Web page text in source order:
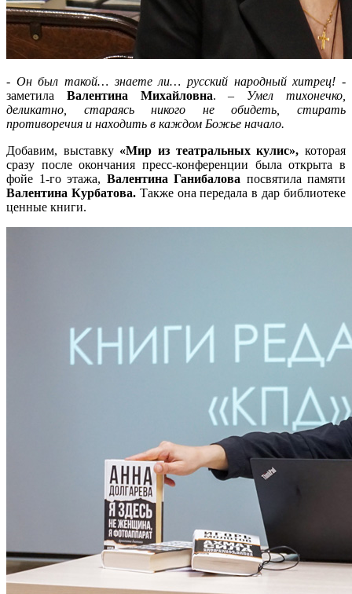
- Он был такой… знаете ли… русский народный хитрец! -
заметила Валентина Михайловна. – Умел тихонечко,
деликатно, стараясь никого не обидеть, стирать
противоречия и находить в каждом Божье начало.
Добавим, выставку «Мир из театральных кулис», которая
сразу после окончания пресс-конференции была открыта в
фойе 1-го этажа, Валентина Ганибалова посвятила памяти
Валентина Курбатова.Также она передала в дар библиотеке
ценные книги.